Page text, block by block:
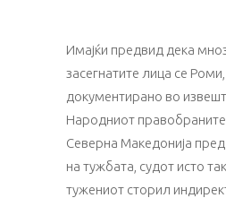
Имајќи предвид дека
засегнатите лица се
документирано во
Народниот
Северна Македонија
на тужбата, судот исто
тужениот сторил